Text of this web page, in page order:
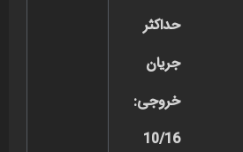
حداکثر
جریان
خروجی:
10/16